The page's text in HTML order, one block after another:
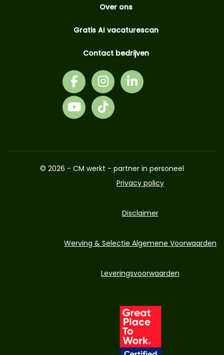
Over ons
Gratis AI vacaturescan
Contact bedrijven
© 2026 - CM werkt - partner in personeel
Privacy policy
Disclaimer
Werving & Selectie Algemene Voorwaarden
Leveringsvoorwaarden